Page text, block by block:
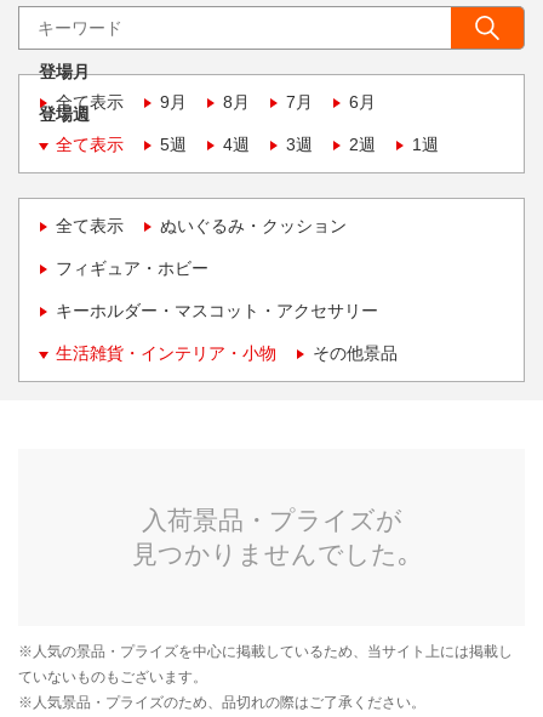
登場月
全て表示
9月 8月 7月 6月
登場週
全て表示
5週 4週 3週 2週 1週
全て表示 ぬいぐるみ・クッション
フィギュア・ホビー
キーホルダー・マスコット・アクセサリー
生活雑貨・インテリア・小物 その他景品